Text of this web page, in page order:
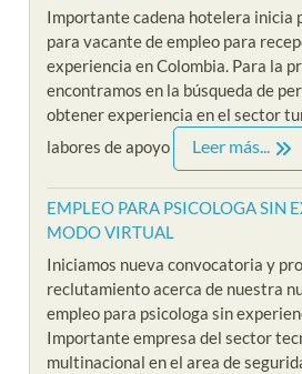
Importante cadena hotelera inicia
para vacante de empleo para
experiencia en Colombia. Para la
encontramos en la búsqueda de
obtener experiencia en el sector
labores de apoyo
Leer más...
EMPLEO PARA PSICOLOGA SIN
MODO VIRTUAL
Iniciamos nueva convocatoria y
reclutamiento acerca de nuestra
empleo para psicologa sin
Importante empresa del sector
multinacional en el area de